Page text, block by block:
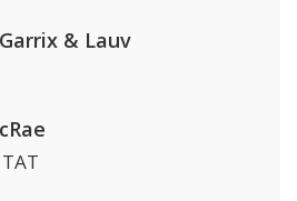
& Lauv